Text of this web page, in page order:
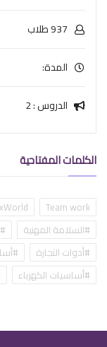
937 طلاب
المدة:
الدروس : 2
الكلمات المفتاحية
Team work
#السلامة المهنية
#safety
#أدوات النجارة
#أساسيات الكهرباء